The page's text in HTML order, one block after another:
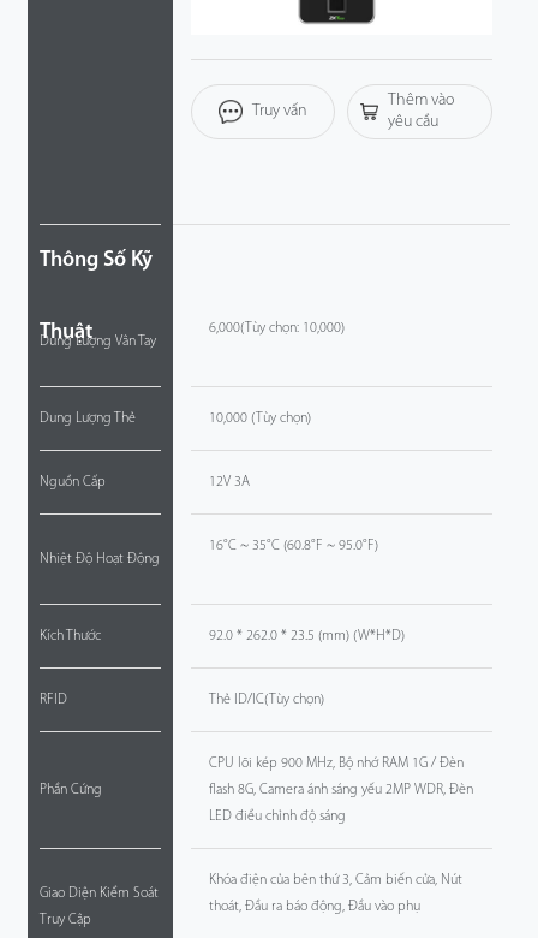
Thông Số Kỹ
Thuật
Dung Lượng Vân Tay
Dung Lượng Thẻ
Nguồn Cấp
Nhiệt Độ Hoạt Động
Kích Thước
RFID
Phần Cứng
Giao Diện Kiểm Soát
Truy Cập
Truy vấn
Thêm vào
yêu cầu
6,000(Tùy chọn: 10,000)
10,000 (Tùy chọn)
12V 3A
16°C ~ 35°C (60.8°F ~ 95.0°F)
92.0 * 262.0 * 23.5 (mm) (W*H*D)
Thẻ ID/IC(Tùy chọn)
CPU lõi kép 900 MHz, Bộ nhớ RAM 1G / Đèn
flash 8G, Camera ánh sáng yếu 2MP WDR, Đèn
LED điều chỉnh độ sáng
Khóa điện của bên thứ 3, Cảm biến cửa, Nút
thoát, Đầu ra báo động, Đầu vào phụ